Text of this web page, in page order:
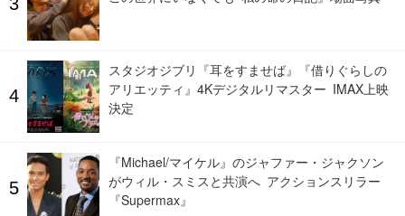
スタジオジブリ『耳をすませば』『借りぐらしの
アリエッティ』4Kデジタルリマスター IMAX上映
決定
『Michael/マイケル』のジャファー・ジャクソン
がウィル・スミスと共演へ アクションスリラー
『Supermax』